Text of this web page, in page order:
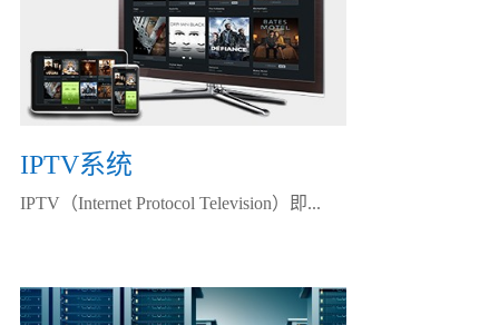
IPTV系统
IPTV（Internet Protocol Television）即...